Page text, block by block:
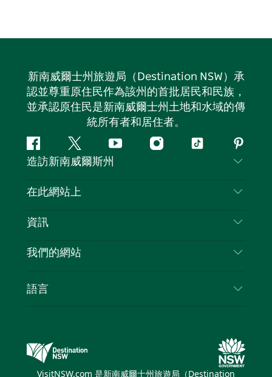
新南威爾士州旅遊局（Destination NSW）承
認並尊重原住民作為該州的首批居民和民族，
並承認原住民是新南威爾士州土地和水域的傳
統所有者和居住者。
Facebook嘰
嘰
喳
Youtube Instagram
抖
造訪新南威爾斯州
聯絡我們
隱私
Cookie 通知
在此網站上
目的地
新南威爾斯州公路旅行
活動
資訊
旅行資訊
新南威爾斯的商業
我們的網站
新南威爾士州旅遊局（Destination NSW）媒體中
語言
VisitNSW.com 是新南威爾士州旅遊局（Destination